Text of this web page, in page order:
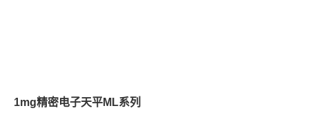
1mg精密电子天平ML系列